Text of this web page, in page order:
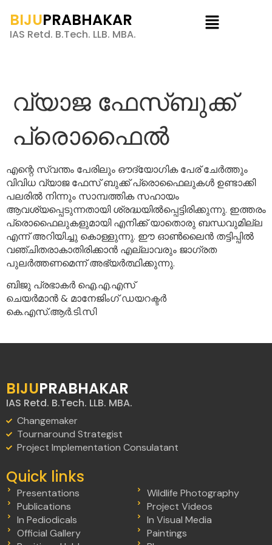
BIJUPRABHAKAR
IAS Retd. B.Tech. LLB. MBA.
വ്യാജ ഫേസ്ബുക്ക്
പ്രൊഫൈൽ
എന്റെ സ്വന്തം പേരിലും ഔദ്യോഗിക പേര് ചേർത്തും
വിവിധ വ്യാജ ഫേസ് ബുക്ക് പ്രൊഫൈലുകൾ ഉണ്ടാക്കി
പലരിൽ നിന്നും സാമ്പത്തിക സഹായം
ആവശ്യപ്പെടുന്നതായി ശ്രദ്ധയിൽപ്പെട്ടിരിക്കുന്നു. ഇത്തരം
പ്രൊഫൈലുകളുമായി എനിക്ക് യാതൊരു ബന്ധവുമില്ല
എന്ന് അറിയിച്ചു കൊള്ളുന്നു. ഈ ഓൺലൈൻ തട്ടിപ്പിൽ
വഞ്ചിതരാകാതിരിക്കാൻ എല്ലാവരും ജാഗ്രത
പുലർത്തണമെന്ന് അഭ്യർത്ഥിക്കുന്നു.
ബിജു പ്രഭാകർ ഐ.എ.എസ്
ചെയർമാൻ & മാനേജിംഗ് ഡയറക്ടർ
കെ.എസ്.ആർ.ടി.സി
BIJUPRABHAKAR
IAS Retd. B.Tech. LLB. MBA.
Changemaker
Tournaround Strategist
Project Implementation Consulatant
Quick links
Presentations
Publications
In Pediodicals
Official Gallery
Wildlife Photography
Project Videos
In Visual Media
Paintings